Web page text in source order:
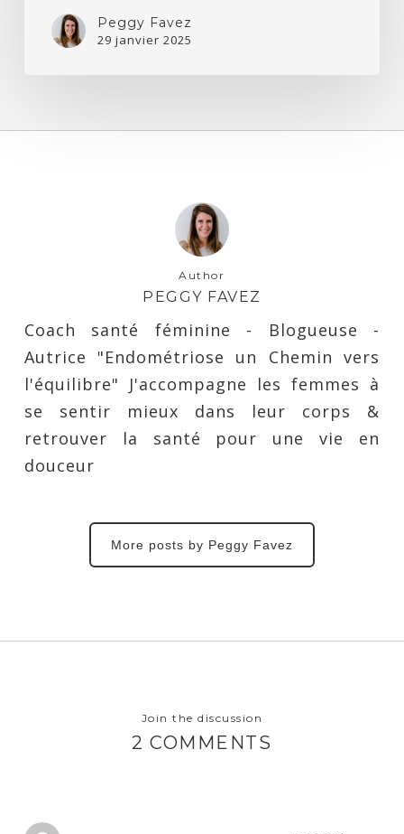
Peggy Favez
29 janvier 2025
Author
PEGGY FAVEZ
Coach santé féminine - Blogueuse -
Autrice "Endométriose un Chemin vers
l'équilibre" J'accompagne les femmes à
se sentir mieux dans leur corps &
retrouver la santé pour une vie en
douceur
More posts by Peggy Favez
Join the discussion
2 COMMENTS